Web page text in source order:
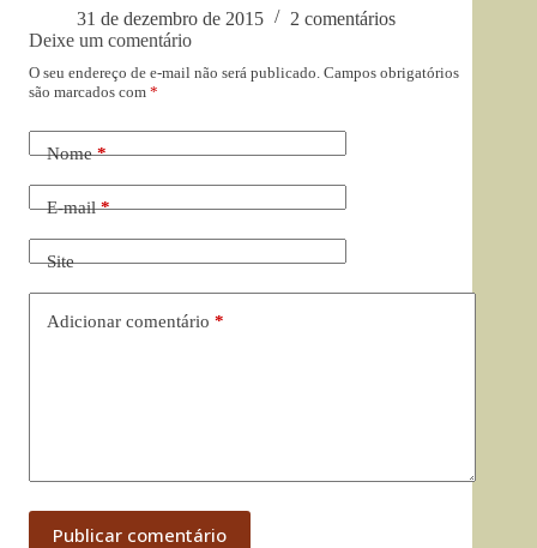
31 de dezembro de 2015
2 comentários
Deixe um comentário
O seu endereço de e-mail não será publicado. Campos obrigatórios
são marcados com *
Nome*
E-mail*
Site
Adicionar comentário *
Publicar comentário